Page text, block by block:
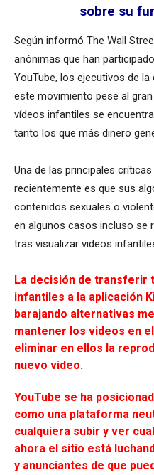
sobre su
Según informó The Wall
anónimas que han
YouTube, los ejecutivos de
este movimiento pese al
vídeos infantiles se
tanto los que más dinero
Una de las principales
recientemente es que sus
contenidos sexuales o
en algunos casos incluso se
tras visualizar videos
La decisión de transferir
infantiles a la aplicación
barajando alternativas
mantener los videos en
eliminar en ellos la
nuevo video.
YouTube se ha
como una plataforma
cualquiera subir y ver
ahora el sitio está
y anunciantes de que